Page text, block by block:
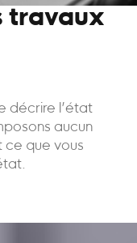
travaux
décrire l’état
aucun
ce que vous